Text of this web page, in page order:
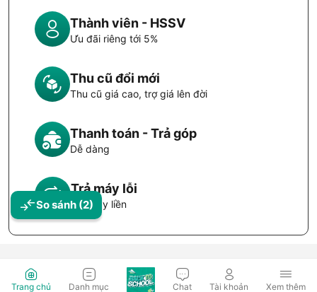
So sánh (2)
Thành viên - HSSV
Ưu đãi riêng tới 5%
Thu cũ đổi mới
Thu cũ giá cao, trợ giá lên đời
Thanh toán - Trả góp
Dễ dàng
Trả máy lỗi
Đổi máy liền
Trang chủ Danh mục Chat Tài khoản Xem thêm